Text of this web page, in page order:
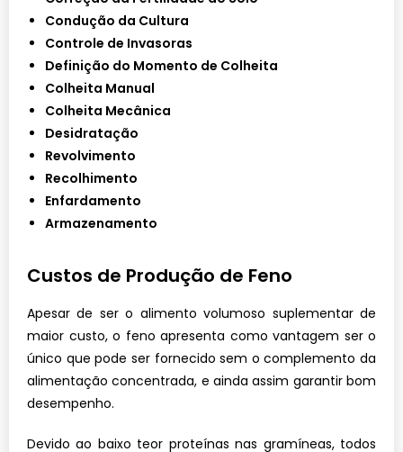
Condução da Cultura
Controle de Invasoras
Definição do Momento de Colheita
Colheita Manual
Colheita Mecânica
Desidratação
Revolvimento
Recolhimento
Enfardamento
Armazenamento
Custos de Produção de Feno
Apesar de ser o alimento volumoso suplementar de
maior custo, o feno apresenta como vantagem ser o
único que pode ser fornecido sem o complemento da
alimentação concentrada, e ainda assim garantir bom
desempenho.
Devido ao baixo teor proteínas nas gramíneas, todos